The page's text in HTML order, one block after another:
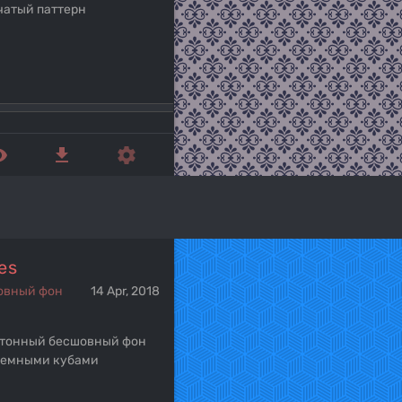
паттерн
get_app settings
14 Apr, 2018
фон
бесшовный фон
кубами